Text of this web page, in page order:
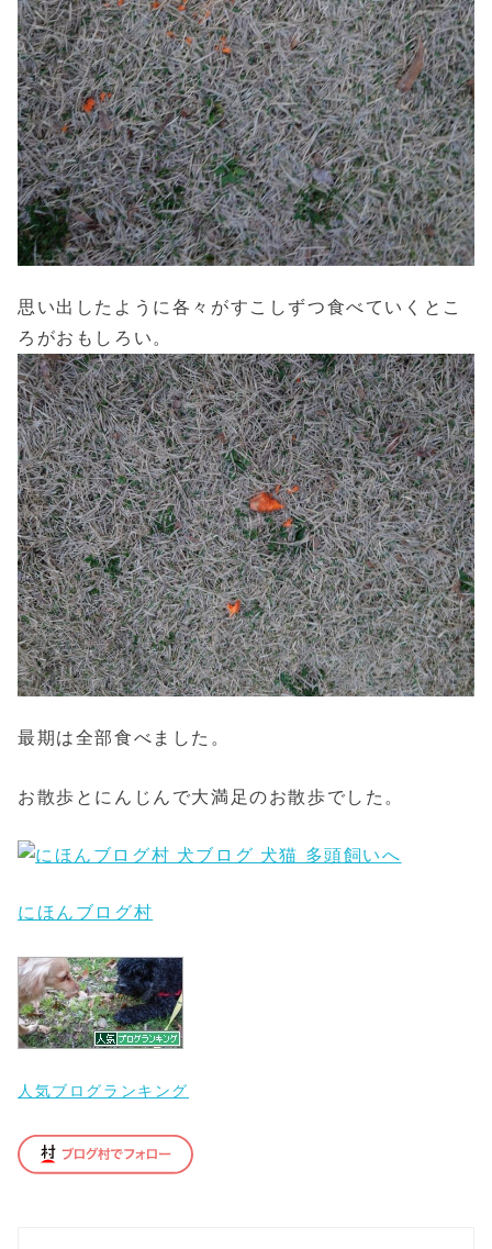
思い出したように各々がすこしずつ食べていくとこ
ろがおもしろい。
最期は全部食べました。
お散歩とにんじんで大満足のお散歩でした。
にほんブログ村
人気ブログランキング